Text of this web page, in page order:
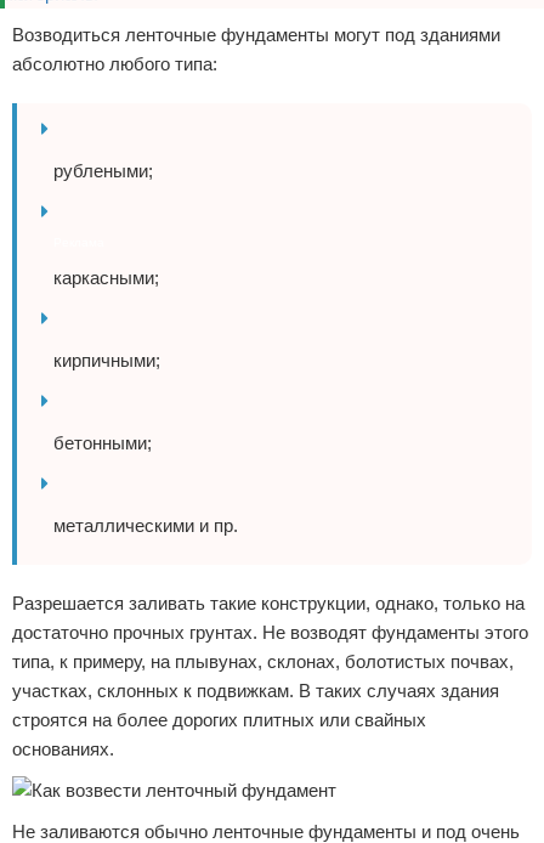
Возводиться ленточные фундаменты могут под зданиями
абсолютно любого типа:
рублеными;
каркасными;
кирпичными;
бетонными;
металлическими и пр.
Разрешается заливать такие конструкции, однако, только на
достаточно прочных грунтах. Не возводят фундаменты этого
типа, к примеру, на плывунах, склонах, болотистых почвах,
участках, склонных к подвижкам. В таких случаях здания
строятся на более дорогих плитных или свайных
основаниях.
Не заливаются обычно ленточные фундаменты и под очень